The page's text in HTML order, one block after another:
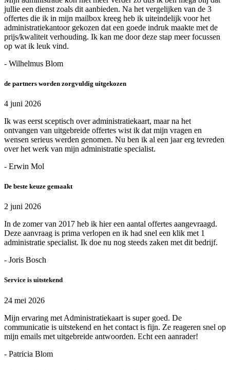
jullie een dienst zoals dit aanbieden. Na het vergelijken van de 3
offertes die ik in mijn mailbox kreeg heb ik uiteindelijk voor het
administratiekantoor gekozen dat een goede indruk maakte met de
prijs/kwaliteit verhouding. Ik kan me door deze stap meer focussen
op wat ik leuk vind.
- Wilhelmus Blom
de partners worden zorgvuldig uitgekozen
4 juni 2026
Ik was eerst sceptisch over administratiekaart, maar na het
ontvangen van uitgebreide offertes wist ik dat mijn vragen en
wensen serieus werden genomen. Nu ben ik al een jaar erg tevreden
over het werk van mijn administratie specialist.
- Erwin Mol
De beste keuze gemaakt
2 juni 2026
In de zomer van 2017 heb ik hier een aantal offertes aangevraagd.
Deze aanvraag is prima verlopen en ik had snel een klik met 1
administratie specialist. Ik doe nu nog steeds zaken met dit bedrijf.
- Joris Bosch
Service is uitstekend
24 mei 2026
Mijn ervaring met Administratiekaart is super goed. De
communicatie is uitstekend en het contact is fijn. Ze reageren snel op
mijn emails met uitgebreide antwoorden. Echt een aanrader!
- Patricia Blom